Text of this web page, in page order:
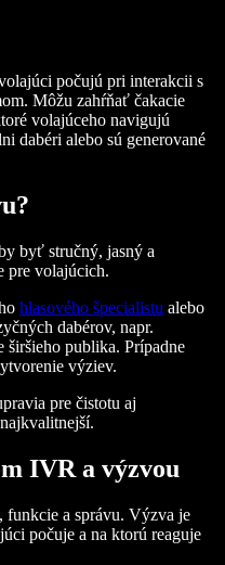
počujú pri interakcii s
Môžu zahŕňať čakacie
volajúceho navigujú
dabéri alebo sú generované
byť stručný, jasný a
pre volajúcich.
hlasového špecialistu alebo
dabérov, napr.
širšieho publika. Prípadne
výziev.
pre čistotu aj
IVR a výzvou
funkcie a správu. Výzva je
počuje a na ktorú reaguje